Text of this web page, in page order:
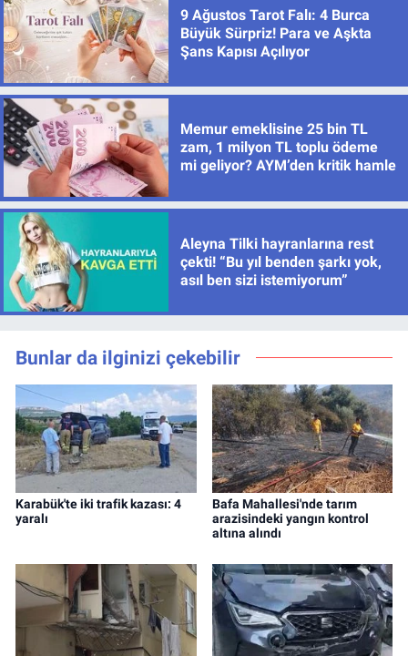
9 Ağustos Tarot Falı: 4 Burca
Büyük Sürpriz! Para ve Aşkta
Şans Kapısı Açılıyor
Memur emeklisine 25 bin TL
zam, 1 milyon TL toplu ödeme
mi geliyor? AYM’den kritik hamle
Aleyna Tilki hayranlarına rest
çekti! “Bu yıl benden şarkı yok,
asıl ben sizi istemiyorum”
Bunlar da ilginizi çekebilir
Karabük'te iki trafik kazası: 4
yaralı
Bafa Mahallesi'nde tarım
arazisindeki yangın kontrol
altına alındı